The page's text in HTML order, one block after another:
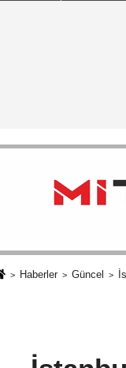
Haberler Güncel